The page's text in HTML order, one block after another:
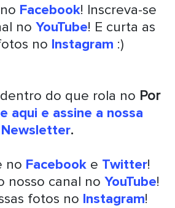
Facebook! Inscreva-se
no YouTube! E curta as
no Instagram :)
do que rola no Por
aqui e assine a nossa
Newsletter.
no Facebooke Twitter!
nosso canal no YouTube!
fotos no Instagram!